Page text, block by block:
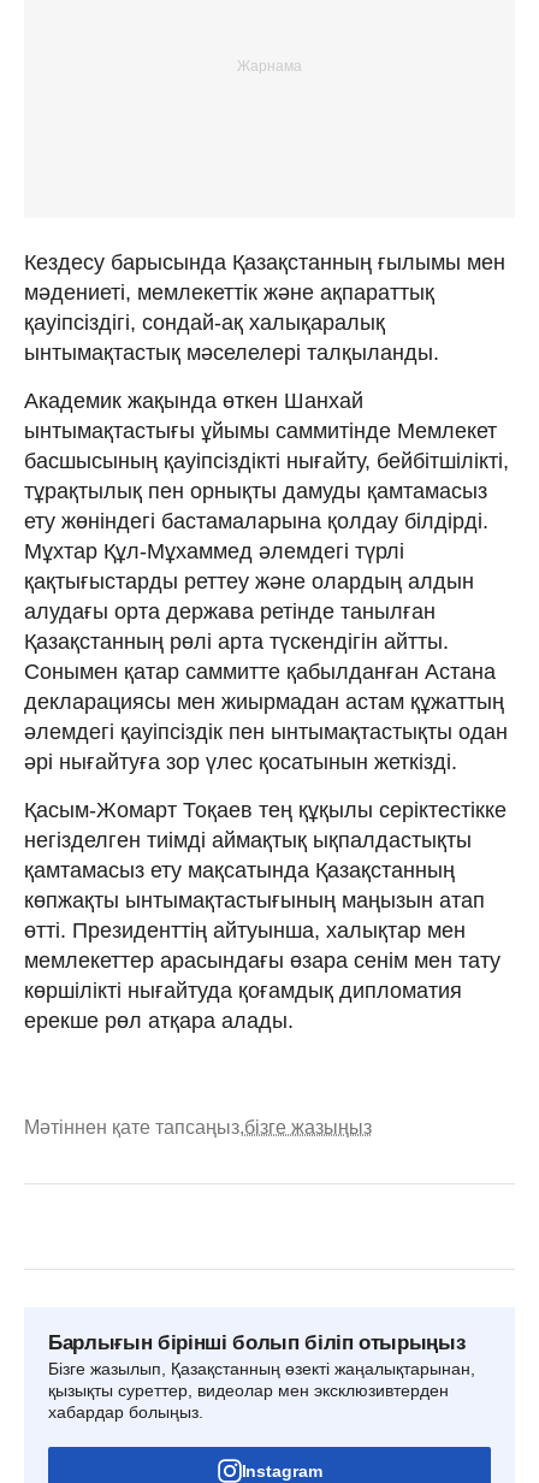
Кездесу барысында Қазақстанның ғылымы мен
мәдениеті, мемлекеттік және ақпараттық
қауіпсіздігі, сондай-ақ халықаралық
ынтымақтастық мәселелері талқыланды.
Академик жақында өткен Шанхай
ынтымақтастығы ұйымы саммитінде Мемлекет
басшысының қауіпсіздікті нығайту, бейбітшілікті,
тұрақтылық пен орнықты дамуды қамтамасыз
ету жөніндегі бастамаларына қолдау білдірді.
Мұхтар Құл-Мұхаммед әлемдегі түрлі
қақтығыстарды реттеу және олардың алдын
алудағы орта держава ретінде танылған
Қазақстанның рөлі арта түскендігін айтты.
Сонымен қатар саммитте қабылданған Астана
декларациясы мен жиырмадан астам құжаттың
әлемдегі қауіпсіздік пен ынтымақтастықты одан
әрі нығайтуға зор үлес қосатынын жеткізді.
Қасым-Жомарт Тоқаев тең құқылы серіктестікке
негізделген тиімді аймақтық ықпалдастықты
қамтамасыз ету мақсатында Қазақстанның
көпжақты ынтымақтастығының маңызын атап
өтті. Президенттің айтуынша, халықтар мен
мемлекеттер арасындағы өзара сенім мен тату
көршілікті нығайтуда қоғамдық дипломатия
ерекше рөл атқара алады.
Мәтіннен қате тапсаңыз,бізге жазыңыз
Барлығын бірінші болып біліп отырыңыз
Бізге жазылып, Қазақстанның өзекті жаңалықтарынан,
қызықты суреттер, видеолар мен эксклюзивтерден
хабардар болыңыз.
Instagram